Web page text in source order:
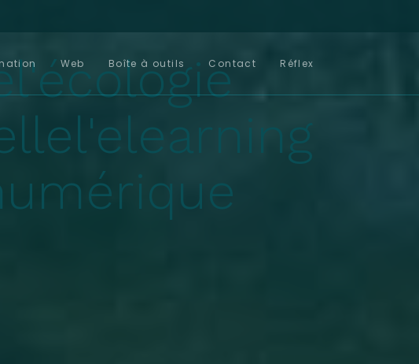
Web Boîte à outils Contact Réflex
l'écologie
l'elearning